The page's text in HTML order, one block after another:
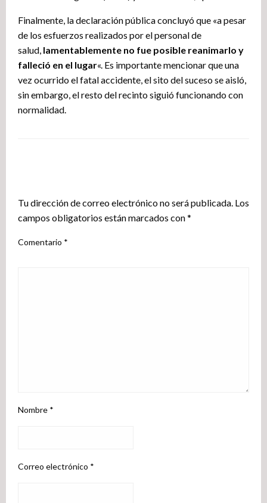
Finalmente, la declaración pública concluyó que «a pesar
de los esfuerzos realizados por el personal de
salud, lamentablemente no fue posible reanimarlo y
falleció en el lugar«. Es importante mencionar que una
vez ocurrido el fatal accidente, el sito del suceso se aisló,
sin embargo, el resto del recinto siguió funcionando con
normalidad.
Tu dirección de correo electrónico no será publicada. Los
campos obligatorios están marcados con*
Comentario *
Nombre *
Correo electrónico *